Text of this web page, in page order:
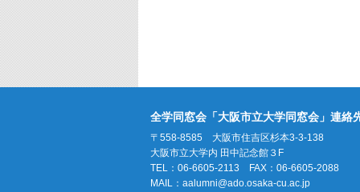
全学同窓会「大阪市立大学同窓会」連絡
〒558-8585 大阪市住吉区杉本3-3-138
大阪市立大学内 田中記念館３F
TEL：06-6605-2113 FAX：06-6605-2088
MAIL： aalumni@ado.osaka-cu.ac.jp